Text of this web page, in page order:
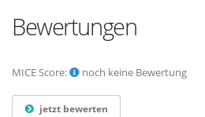
Bewertungen
MICE Score: noch keine Bewertung
jetzt bewerten